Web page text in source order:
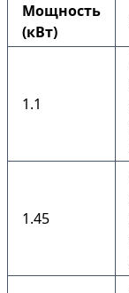
Мощность
(кВт)
1.1
1.45